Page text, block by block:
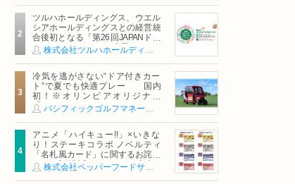
ツルハホールディングス、ウエル
シアホールディングスとの経営統
合後初となる「第26回JAPANドラ
ッグストアショー」に出展
冷気を逃がさない“ドア付きカー
ト”で夏でも快適プレー 国内
初！※オリンピアオリジナル
「AirCon Cart（エアコンカー
ト）」導入 | ＰＧＭ
アニメ「ハイキュー!!」×いきな
り！ステーキコラボ ノベルティ
「名札風カード」に関するお詫び
および交換対応についてのご案内